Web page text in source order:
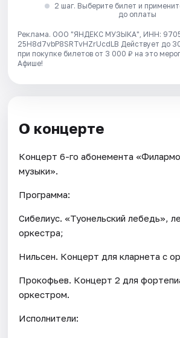
2 шаг. Выберите билет и
до оплаты
Реклама. ООО "ЯНДЕКС МУЗЫКА", ИНН:
25H8d7vbP8SRTvHZrUcdLB Действует до
при покупке билетов от 3 000 ₽ на это
Афише!
О концерте
Концерт 6-го абонемента
музыки».
Программа:
Сибелиус. «Туонельский лебедь»,
оркестра;
Нильсен. Концерт для кларнета с
Прокофьев. Концерт 2 для
оркестром.
Исполнители: